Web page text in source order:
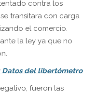
contra los
transitara con carga
el comercio.
la ley ya que no
Datos del libertómetro
fueron las